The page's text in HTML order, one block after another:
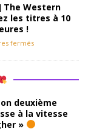
The Western
les titres à 10
!
fermés
deuxième
à la vitesse
»